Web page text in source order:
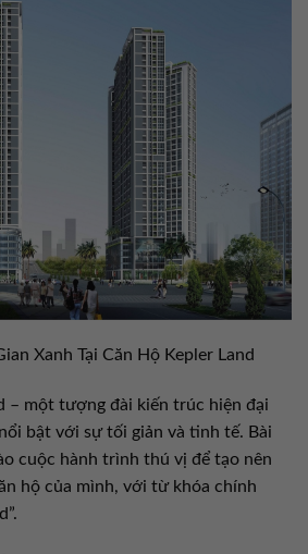
Xanh Tại Căn Hộ Kepler Land
– một tượng đài kiến trúc hiện đại
bật với sự tối giản và tinh tế. Bài
cuộc hành trình thú vị để tạo nên
hộ của mình, với từ khóa chính